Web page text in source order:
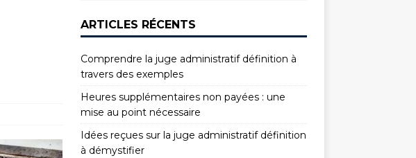
ARTICLES RÉCENTS
Comprendre la juge administratif définition à
travers des exemples
Heures supplémentaires non payées : une
mise au point nécessaire
Idées reçues sur la juge administratif définition
à démystifier